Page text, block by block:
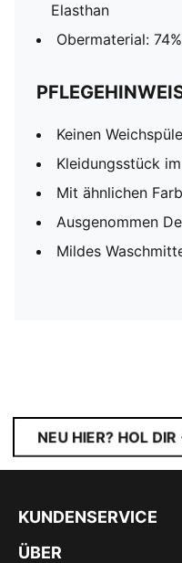
Elasthan
Obermaterial:
Keinen
Kleidungsstück
Mit ähnlichen
Ausgenommen
Mildes
NEU HIER? HOL DIR
KUNDENSERVICE
ÜBER